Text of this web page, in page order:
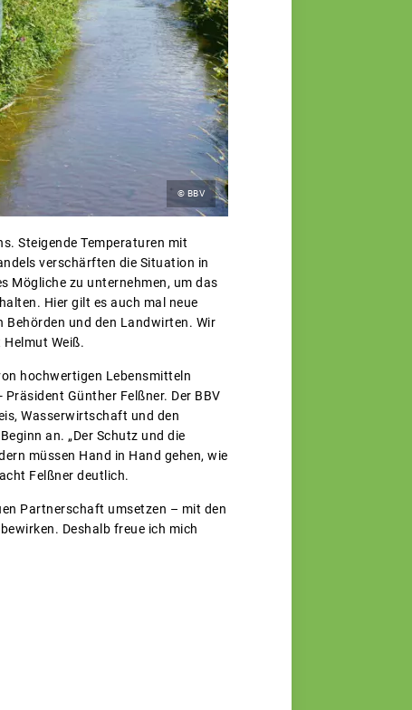
© BBV
Steigende Temperaturen mit
verschärften die Situation in
Mögliche zu unternehmen, um das
Hier gilt es auch mal neue
Behörden und den Landwirten. Wir
Weiß.
hochwertigen Lebensmitteln
Günther Felßner. Der BBV
Wasserwirtschaft und den
an. „Der Schutz und die
müssen Hand in Hand gehen, wie
Felßner deutlich.
Partnerschaft umsetzen – mit den
Deshalb freue ich mich